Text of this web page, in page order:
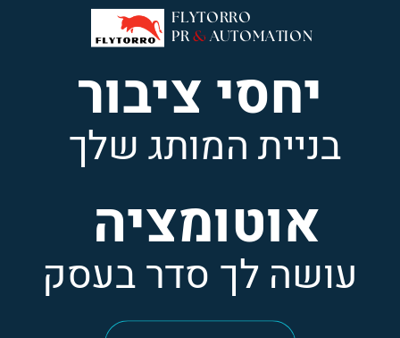
FLYTORRO
PR& AUTOMATION
אוטומציה
עושה לך סדר בעסק
יחסי ציבור
בניית המותג שלך